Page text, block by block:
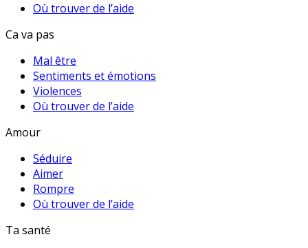
Où trouver de l’aide
Ca va pas
Mal être
Sentiments et émotions
Violences
Où trouver de l’aide
Amour
Séduire
Aimer
Rompre
Où trouver de l’aide
Ta santé